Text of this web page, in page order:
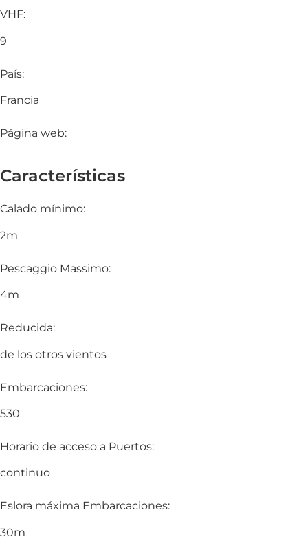
VHF:
9
País:
Francia
Página web:
Características
Calado mínimo:
2m
Pescaggio Massimo:
4m
Reducida:
de los otros vientos
Embarcaciones:
530
Horario de acceso a Puertos:
continuo
Eslora máxima Embarcaciones:
30m